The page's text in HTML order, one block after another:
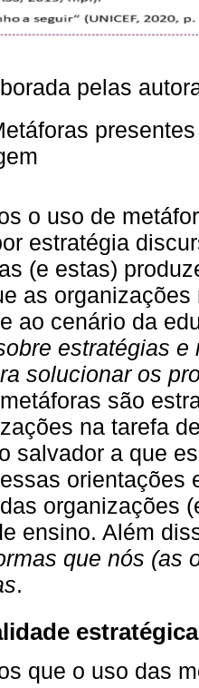
pelas
o uso de
estratégia
(e estas)
as
ao cenário da
estratégias
solucionar os
são
na tarefa
salvador a que
orientações
organizações
ensino. Além
que nós (as
.
estratégica
que o uso das